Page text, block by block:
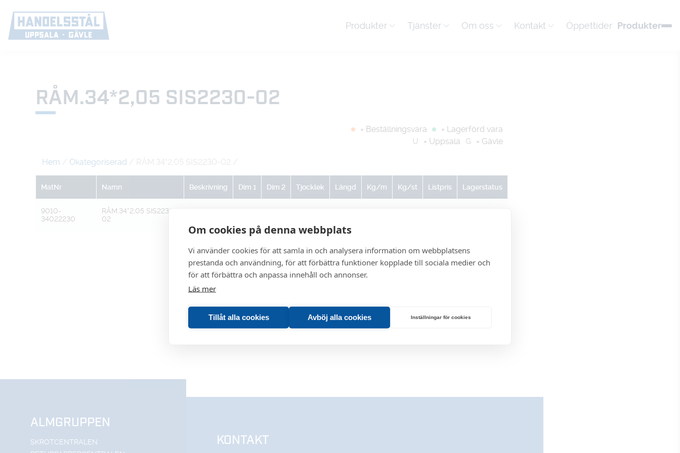
Om cookies på denna webbplats
Vi använder cookies för att samla in och analysera information om webbplatsens
prestanda och användning, för att förbättra funktioner kopplade till sociala medier och
för att förbättra och anpassa innehåll och annonser.
Läs mer
Tillåt alla cookies Avböj alla cookies Inställningar för cookies
Produkter Tjänster Om oss Kontakt Öppettider Produkter
RÅM.34*2,05 SIS2230-02
= Beställningsvara
= Lagerförd vara
U
= Uppsala G = Gävle
Hem / Okategoriserad / RÅM.34*2,05 SIS2230-02 /
MatNr Namn Beskrivning Dim 1 Dim 2 Tjocklek Längd Kg/m Kg/st Listpris Lagerstatus
9010-
34022230
RÅM.34*2,05 SIS2230-
02
ALMGRUPPEN
SKROTCENTRALEN
KONTAKT